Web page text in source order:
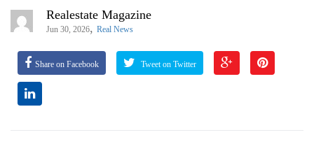
Realestate Magazine
Jun 30, 2026, Real News
Share on Facebook Tweet on Twitter